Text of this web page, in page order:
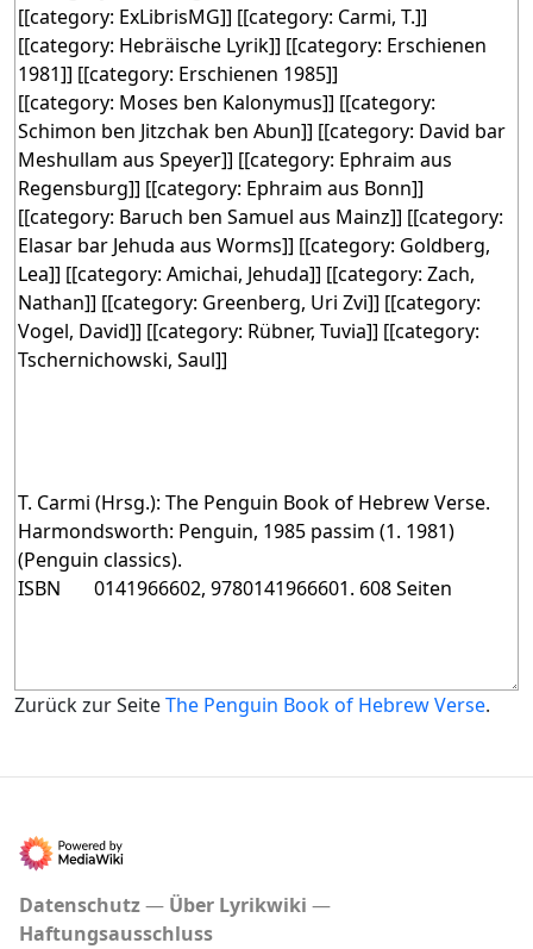
Zurück zur SeiteThe Penguin Book of Hebrew Verse.
Datenschutz
Über Lyrikwiki
Haftungsausschluss